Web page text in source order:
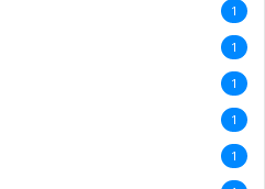
1
1
1
1
1